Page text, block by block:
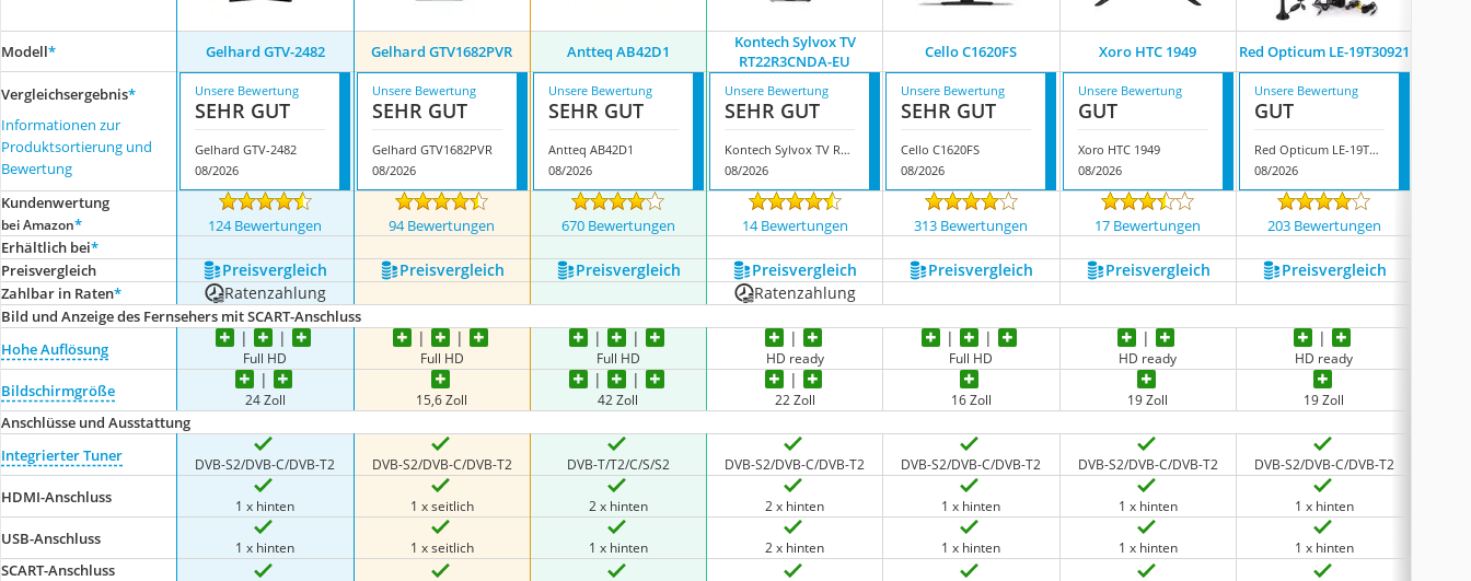
Modell* Gelhard GTV-2482 Gelhard GTV1682PVR Antteq AB42D1
Kontech Sylvox TV
RT22R3CNDA-EU
Cello C1620FS Xoro HTC 1949 Red Opticum LE-19T30921
Vergleichsergebnis*
Informationen zur
Produktsortierung und
Bewertung
Unsere Bewertung
SEHR GUT
Gelhard GTV-2482
08/2026
Unsere Bewertung
SEHR GUT
Gelhard GTV1682PVR
08/2026
Unsere Bewertung
SEHR GUT
Antteq AB42D1
08/2026
Unsere Bewertung
SEHR GUT
Kontech Sylvox TV RT22R3CNDA-EU
08/2026
Unsere Bewertung
SEHR GUT
Cello C1620FS
08/2026
Unsere Bewertung
GUT
Xoro HTC 1949
08/2026
Unsere Bewertung
GUT
Red Opticum LE-19T30921
08/2026
Kundenwertung
bei Amazon* 124 Bewertungen 94 Bewertungen 670 Bewertungen 14 Bewertungen 313 Bewertungen 17 Bewertungen 203 Bewertungen
Erhältlich bei*
Preis­vergleich
Preis­vergleich Preis­vergleich Preis­vergleich Preis­vergleich Preis­vergleich Preis­vergleich Preis­vergleich
Zahlbar in Raten* Ratenzahlung Ratenzahlung
Bild und Anzeige des Fernsehers mit SCART-Anschluss
Hohe Auflösung
Full HD Full HD Full HD HD ready Full HD HD ready HD ready
Bildschirmgröße 24 Zoll 15,6 Zoll 42 Zoll 22 Zoll 16 Zoll 19 Zoll 19 Zoll
Anschlüsse und Ausstattung
Integrierter Tuner
DVB-S2/DVB-C/DVB-T2 DVB-S2/DVB-C/DVB-T2 DVB-T/T2/C/S/S2 DVB-S2/DVB-C/DVB-T2 DVB-S2/DVB-C/DVB-T2 DVB-S2/DVB-C/DVB-T2 DVB-S2/DVB-C/DVB-T2
HDMI-Anschluss 1 x hinten 1 x seitlich 2 x hinten 2 x hinten 1 x hinten 1 x hinten 1 x hinten
USB-Anschluss 1 x hinten 1 x seitlich 1 x hinten 2 x hinten 1 x hinten 1 x hinten 1 x hinten
SCART-Anschluss